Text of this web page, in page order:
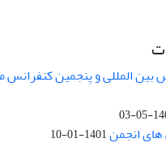
بین المللی و پنجمین کنفرانس
های انجمن1401-01-10